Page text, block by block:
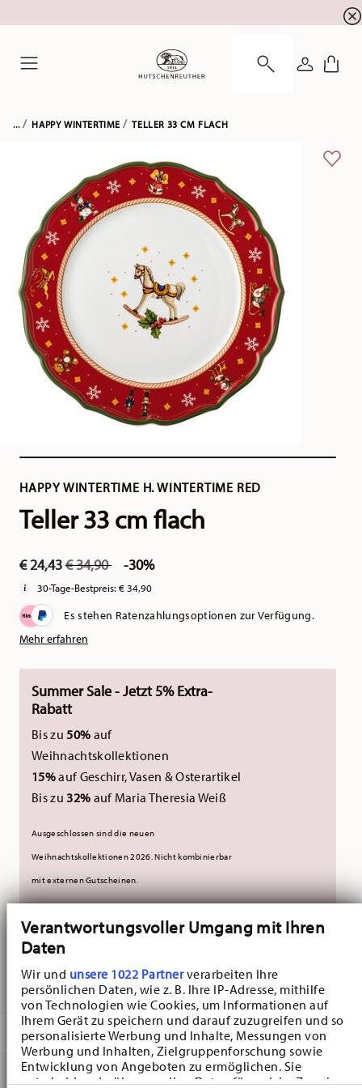
Verantwortungsvoller Umgang mit Ihren
Daten
Wir und unsere 1022 Partnerverarbeiten Ihre
persönlichen Daten, wie z. B. Ihre IP-Adresse, mithilfe
von Technologien wie Cookies, um Informationen auf
Ihrem Gerät zu speichern und darauf zuzugreifen und so
personalisierte Werbung und Inhalte, Messungen von
Werbung und Inhalten, Zielgruppenforschung sowie
Entwicklung von Angeboten zu ermöglichen. Sie
entscheiden darüber, wer Ihre Daten für welche Zwecke
Summer SALE! Sichern Sie sich 5% EXTRA-
... HAPPY WINTERTIME TELLER 33 CM FLACH
HAPPY WINTERTIME H. WINTERTIME RED
Teller 33 cm flach
€ 24,43Price reduced from
€ 34,90to -30%
30-Tage-Bestpreis:€ 34,90
Es stehen Ratenzahlungsoptionen zur Verfügung.
Mehr erfahren
Summer Sale - Jetzt 5% Extra-
Rabatt
Bis zu 50% auf
Weihnachtskollektionen
15%auf Geschirr, Vasen & Osterartikel
Bis zu32% auf Maria Theresia Weiß
Ausgeschlossen sind die neuen
Weihnachtskollektionen 2026.Nicht kombinierbar
mit externen Gutscheinen.
ZUR ZEIT NICHT ERHÄLTLICH
ADD
BESCHREIBUNG